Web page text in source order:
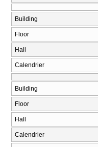
Building
Floor
Hall
Calendrier
Building
Floor
Hall
Calendrier